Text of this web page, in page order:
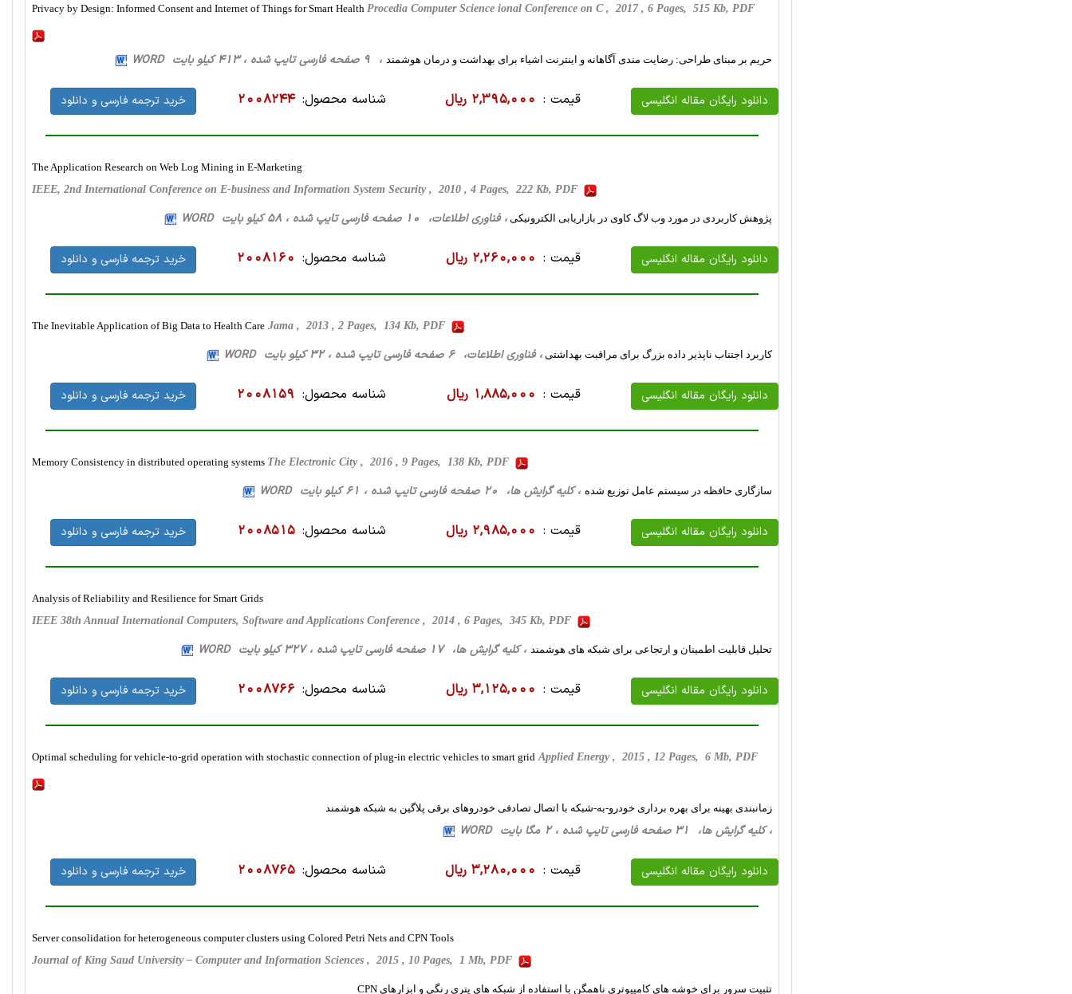
Privacy by Design: Informed Consent and Internet of Things for Smart Health Procedia Computer Science ional Conference on C , 2017 , 6 Pages, 515 Kb, PDF
حریم بر مبنای طراحی: رضایت مندی آگاهانه و اینترنت اشیاء برای بهداشت و درمان هوشمند ، 9 صفحه فارسی تایپ شده ، 413 کیلو بایت WORD
دانلود رایگان مقاله انگلیسی قیمت : 2,395,000 ریال شناسه محصول: 2008244 خرید ترجمه فارسی و دانلود
The Application Research on Web Log Mining in E-Marketing
IEEE, 2nd International Conference on E-business and Information System Security , 2010 , 4 Pages, 222 Kb, PDF
پژوهش کاربردی در مورد وب لاگ کاوی در بازاریابی الکترونیکی ، فناوری اطلاعات، 10 صفحه فارسی تایپ شده ، 58 کیلو بایت WORD
دانلود رایگان مقاله انگلیسی قیمت : 2,260,000 ریال شناسه محصول: 2008160 خرید ترجمه فارسی و دانلود
The Inevitable Application of Big Data to Health Care Jama , 2013 , 2 Pages, 134 Kb, PDF
کاربرد اجتناب ناپذیر داده بزرگ برای مراقبت بهداشتی ، فناوری اطلاعات، 6 صفحه فارسی تایپ شده ، 32 کیلو بایت WORD
دانلود رایگان مقاله انگلیسی قیمت : 1,885,000 ریال شناسه محصول: 2008159 خرید ترجمه فارسی و دانلود
Memory Consistency in distributed operating systems The Electronic City , 2016 , 9 Pages, 138 Kb, PDF
سازگاری حافظه در سیستم عامل توزیع شده ، کلیه گرایش ها، 20 صفحه فارسی تایپ شده ، 61 کیلو بایت WORD
دانلود رایگان مقاله انگلیسی قیمت : 2,985,000 ریال شناسه محصول: 2008515 خرید ترجمه فارسی و دانلود
Analysis of Reliability and Resilience for Smart Grids
IEEE 38th Annual International Computers, Software and Applications Conference , 2014 , 6 Pages, 345 Kb, PDF
تحلیل قابلیت اطمینان و ارتجاعی برای شبکه های هوشمند ، کلیه گرایش ها، 17 صفحه فارسی تایپ شده ، 327 کیلو بایت WORD
دانلود رایگان مقاله انگلیسی قیمت : 3,125,000 ریال شناسه محصول: 2008766 خرید ترجمه فارسی و دانلود
Optimal scheduling for vehicle-to-grid operation with stochastic connection of plug-in electric vehicles to smart grid Applied Energy , 2015 , 12 Pages, 6 Mb, PDF
زمانبندی بهینه برای بهره برداری خودرو-به-شبکه با اتصال تصادفی خودروهای برقی پلاگین به شبکه هوشمند
، کلیه گرایش ها، 31 صفحه فارسی تایپ شده ، 2 مگا بایت WORD
دانلود رایگان مقاله انگلیسی قیمت : 3,280,000 ریال شناسه محصول: 2008765 خرید ترجمه فارسی و دانلود
Server consolidation for heterogeneous computer clusters using Colored Petri Nets and CPN Tools
Journal of King Saud University – Computer and Information Sciences , 2015 , 10 Pages, 1 Mb, PDF
تثبیت سرور برای خوشه های کامپیوتری ناهمگن با استفاده از شبکه های پتری رنگی و ابزارهای CPN